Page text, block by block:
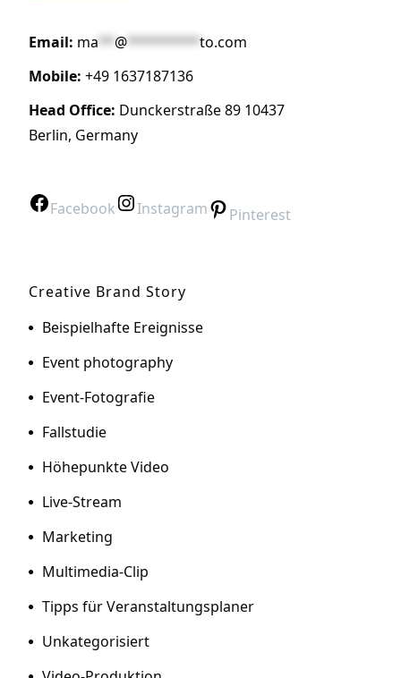
Email: ma**@*********to.com
Mobile: +49 1637187136
Head Office: Dunckerstraße 89 10437
Berlin, Germany
Facebook Instagram Pinterest
Creative Brand Story
Beispielhafte Ereignisse
Event photography
Event-Fotografie
Fallstudie
Höhepunkte Video
Live-Stream
Marketing
Multimedia-Clip
Tipps für Veranstaltungsplaner
Unkategorisiert